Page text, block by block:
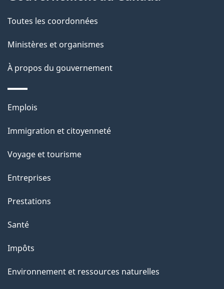
p
a
g
e
Toutes les coordonnées
Ministères et organismes
À propos du gouvernement
Thèmes
sujets
Emplois
Immigration et citoyenneté
Voyage et tourisme
Entreprises
Prestations
Santé
Impôts
Environnement et ressources naturelles